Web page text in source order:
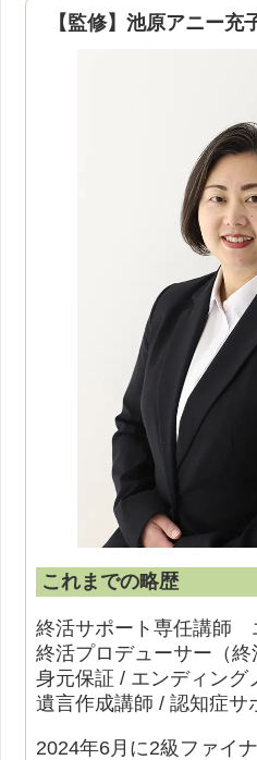
【監修】池原アニー充
これまでの略歴
終活サポート専任講師
終活プロデューサー（
身元保証 / エンディング
遺言作成講師 / 認知症サ
2024年6月に2級ファイ